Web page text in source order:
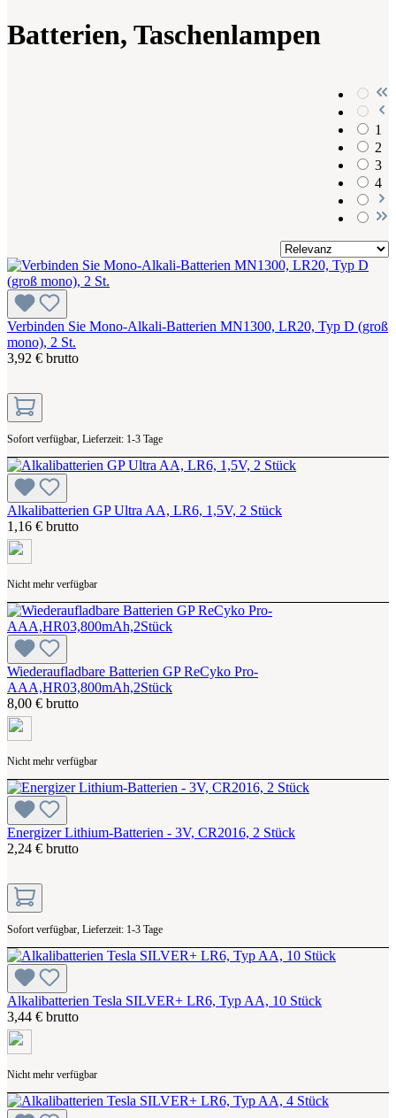
Batterien, Taschenlampen
1
2
3
4
Verbinden Sie Mono-Alkali-Batterien MN1300, LR20, Typ D (groß
mono), 2 St.
3,92 € brutto
Sofort verfügbar, Lieferzeit: 1-3 Tage
Alkalibatterien GP Ultra AA, LR6, 1,5V, 2 Stück
1,16 € brutto
Nicht mehr verfügbar
Wiederaufladbare Batterien GP ReCyko Pro-
AAA,HR03,800mAh,2Stück
8,00 € brutto
Nicht mehr verfügbar
Energizer Lithium-Batterien - 3V, CR2016, 2 Stück
2,24 € brutto
Sofort verfügbar, Lieferzeit: 1-3 Tage
Alkalibatterien Tesla SILVER+ LR6, Typ AA, 10 Stück
3,44 € brutto
Nicht mehr verfügbar